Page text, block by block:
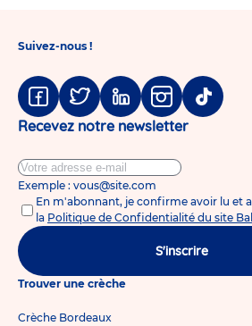
Suivez-nous !
Facebook
TwitterLinkedinInstagram
Tiktok
Recevez notre newsletter
Exemple : vous@site.com
En m'abonnant, je confirme avoir lu et
la Politique de Confidentialité du site
S'inscrire
Trouver une crèche
Crèche Bordeaux